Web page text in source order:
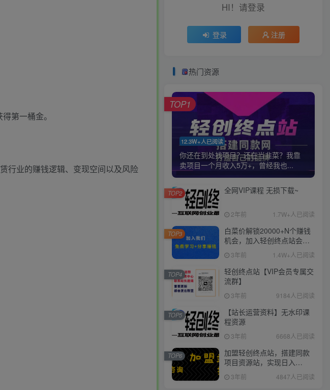
第一桶金。
行业的赚钱逻辑、变现空间以及风险
HI！请登录
登录 注册
热门资源
12.3W+人已阅读
你还在到处找项目？还在当韭菜？我靠
卖项目一个月收入5万+，曾经我也...
TOP1
全网VIP课程 无损下载~
2年前 1.7W+人已阅读
TOP2
白菜价解锁20000+N个赚钱
机会，加入轻创终点站会
员，全站资源免费学习。
3年前 1.4W+人已阅读
TOP3
轻创终点站【VIP会员专属交
流群】
3年前 9184人已阅读
TOP4
【站长运营资料】无水印课
程资源
3年前 6668人已阅读
TOP5
加盟轻创终点站，搭建同款
项目资源站，实现日入
2000+
3年前 4847人已阅读
TOP6